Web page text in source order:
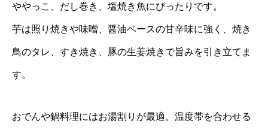
ややっこ、だし巻き、塩焼き魚にぴったりです。
芋は照り焼きや味噌、醤油ベースの甘辛味に強く、焼き
鳥のタレ、すき焼き、豚の生姜焼きで旨みを引き立てま
す。
おでんや鍋料理にはお湯割りが最適。温度帯を合わせる